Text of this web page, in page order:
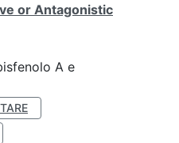
or Antagonistic
A e